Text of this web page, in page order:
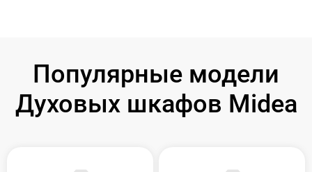
Популярные модели
Духовых шкафов Midea